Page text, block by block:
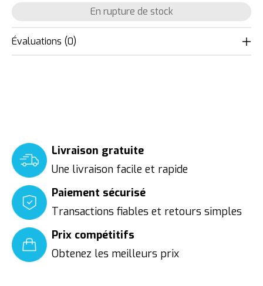
En rupture de stock
Évaluations (0)
Livraison gratuite
Une livraison facile et rapide
Paiement sécurisé
Transactions fiables et retours simples
Prix compétitifs
Obtenez les meilleurs prix